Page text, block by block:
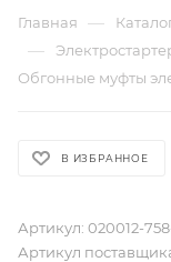
Главная —
—
Обгонные муфты
В ИЗБРАННОЕ
Артикул: 020012-
Артикул